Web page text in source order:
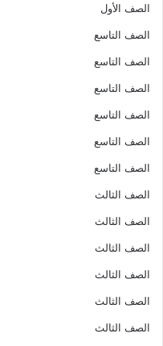
الصف الأول
الصف التاسع
الصف التاسع
الصف التاسع
الصف التاسع
الصف التاسع
الصف التاسع
الصف الثالث
الصف الثالث
الصف الثالث
الصف الثالث
الصف الثالث
الصف الثالث